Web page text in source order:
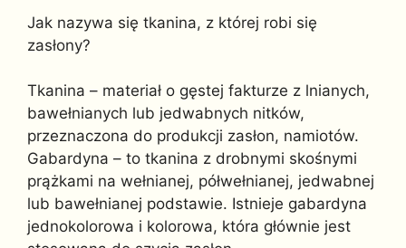
Jak nazywa się tkanina, z której robi się
zasłony?
Tkanina – materiał o gęstej fakturze z lnianych,
bawełnianych lub jedwabnych nitków,
przeznaczona do produkcji zasłon, namiotów.
Gabardyna – to tkanina z drobnymi skośnymi
prążkami na wełnianej, półwełnianej, jedwabnej
lub bawełnianej podstawie. Istnieje gabardyna
jednokolorowa i kolorowa, która głównie jest